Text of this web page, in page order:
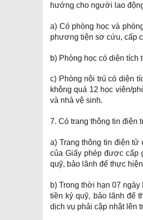
hướng cho người lao
a) Có phòng học và
phương tiện sơ cứu, cấp
b) Phòng học có diện tích
c) Phòng nội trú có diện
không quá 12 học viên/
và nhà vệ sinh.
7. Có trang thông tin điện
a) Trang thông tin điện tử
của Giấy phép được cấp
quỹ, bảo lãnh để thực
b) Trong thời hạn 07
tiền ký quỹ, bảo lãnh để
dịch vụ phải cập nhật lên